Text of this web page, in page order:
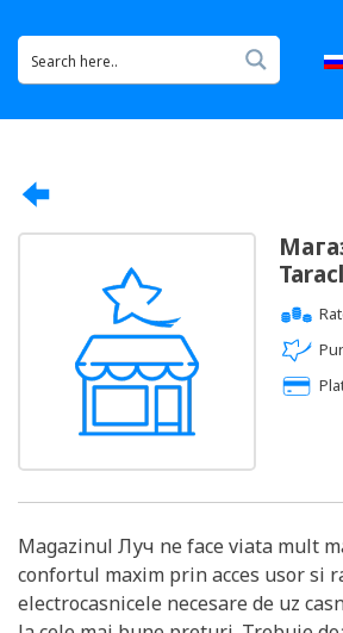
Magazinul Луч ne face viata mult
confortul maxim prin acces usor si
electrocasnicele necesare de uz